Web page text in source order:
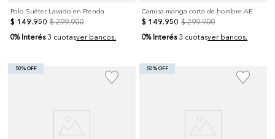
Polo Suéter Lavado en Prenda
$ 149.950 $ 299.900
0% Interés 3 cuotasver bancos.
Camisa manga corta de hombre AE
$ 149.950 $ 299.900
0% Interés 3 cuotasver bancos.
50% OFF 50% OFF